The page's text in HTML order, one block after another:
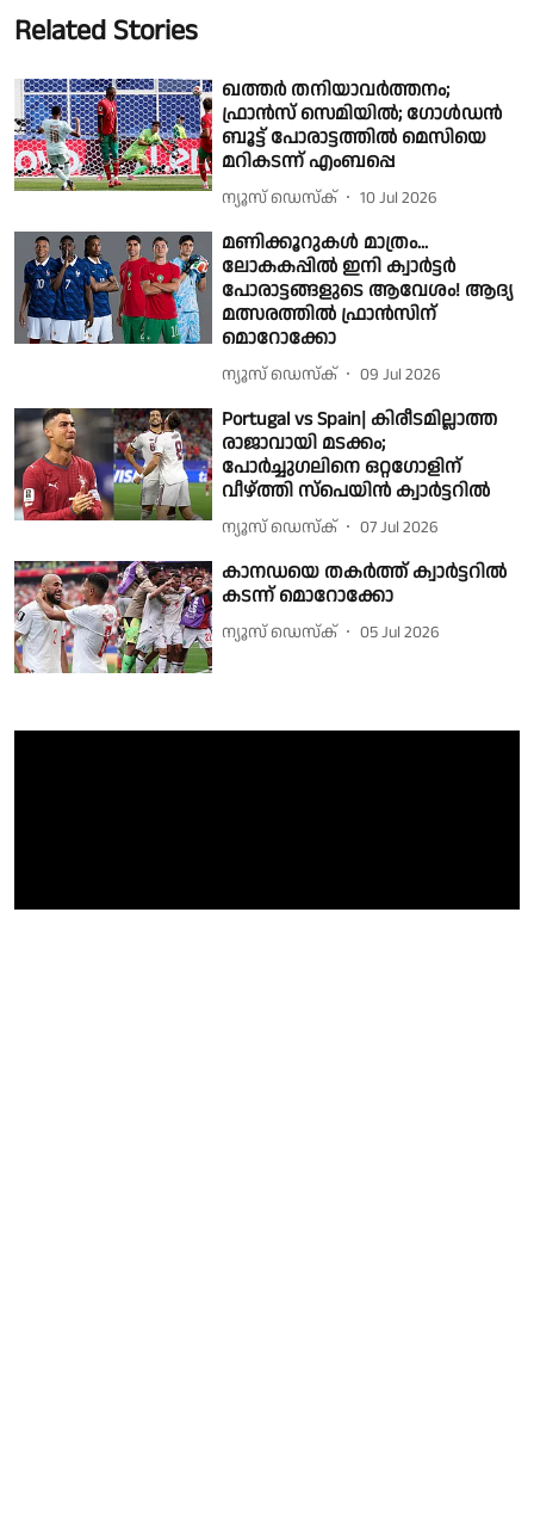
Related Stories
ഖത്തര്‍ തനിയാവര്‍ത്തനം;
ഫ്രാൻസ് സെമിയില്‍; ഗോൾഡൻ
ബൂട്ട് പോരാട്ടത്തിൽ മെസിയെ
മറികടന്ന് എംബപ്പെ
ന്യൂസ് ഡെസ്ക് 10 Jul 2026
മണിക്കൂറുകൾ മാത്രം...
ലോകകപ്പിൽ ഇനി ക്വാർട്ടർ
പോരാട്ടങ്ങളുടെ ആവേശം! ആദ്യ
മത്സരത്തിൽ ഫ്രാൻസിന്
മൊറോക്കോ
ന്യൂസ് ഡെസ്ക് 09 Jul 2026
Portugal vs Spain| കിരീടമില്ലാത്ത
രാജാവായി മടക്കം;
പോർച്ചുഗലിനെ ഒറ്റഗോളിന്
വീഴ്ത്തി സ്പെയിൻ ക്വാർട്ടറിൽ
ന്യൂസ് ഡെസ്ക് 07 Jul 2026
കാനഡയെ തകർത്ത് ക്വാർട്ടറിൽ
കടന്ന് മൊറോക്കോ
ന്യൂസ് ഡെസ്ക് 05 Jul 2026